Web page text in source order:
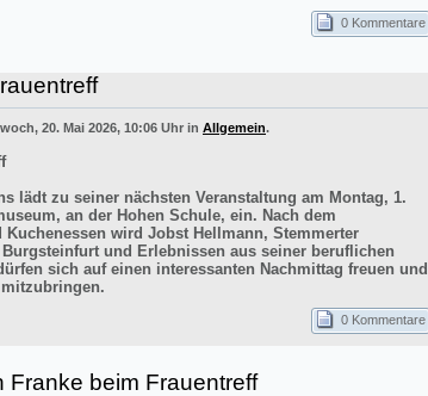
0 Kommentare
20. Mai 2026, 10:06 Uhr in Allgemein.
lädt zu seiner nächsten Veranstaltung am Montag, 1.
an der Hohen Schule, ein. Nach dem
wird Jobst Hellmann, Stemmerter
und Erlebnissen aus seiner beruflichen
sich auf einen interessanten Nachmittag freuen und
0 Kommentare
Franke beim Frauentreff